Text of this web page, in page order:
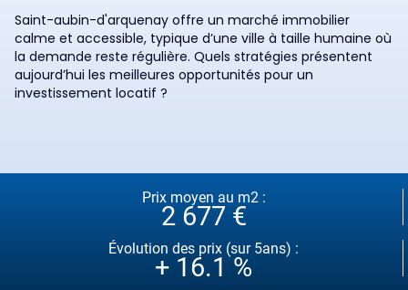
Saint-aubin-d'arquenay offre un marché immobilier
calme et accessible, typique d’une ville à taille humaine où
la demande reste régulière. Quels stratégies présentent
aujourd’hui les meilleures opportunités pour un
investissement locatif ?
Prix moyen au m2 :
2 677 €
Évolution des prix (sur 5ans) :
+ 16.1 %